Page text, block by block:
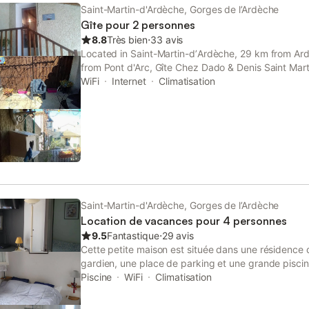
d'une smart TV avec applications. Une chambre
dressing Une mezzanine avec deux lits 90x200 Le
salle de bain comprenant une douche, un meuble
sèche cheveux, tapis de douche, savon et
disposition ! Terrasse privative extérieur orienté
l’extérieur Barbecue charbon Le logement est
Saint-Martin-d'Ardèche, Gorges de l’Ardèche
Gîte pour 2 personnes
8.8Très bien⋅33 avis
Located in Saint-Martin-dʼArdèche, 29 km from
from Pont d'Arc, Gîte Chez Dado & Denis Saint
conditioned accommodation with a terrace and free
WiFi Internet Climatisation
Saint-Martin-d'Ardèche, Gorges de l’Ardèche
Location de vacances pour 4 personnes
9.5Fantastique⋅29 avis
Cette petite maison est située dans une résidence
gardien, une place de parking et une grande
commune à tous les logements de cette résidence.
Piscine WiFi Climatisation